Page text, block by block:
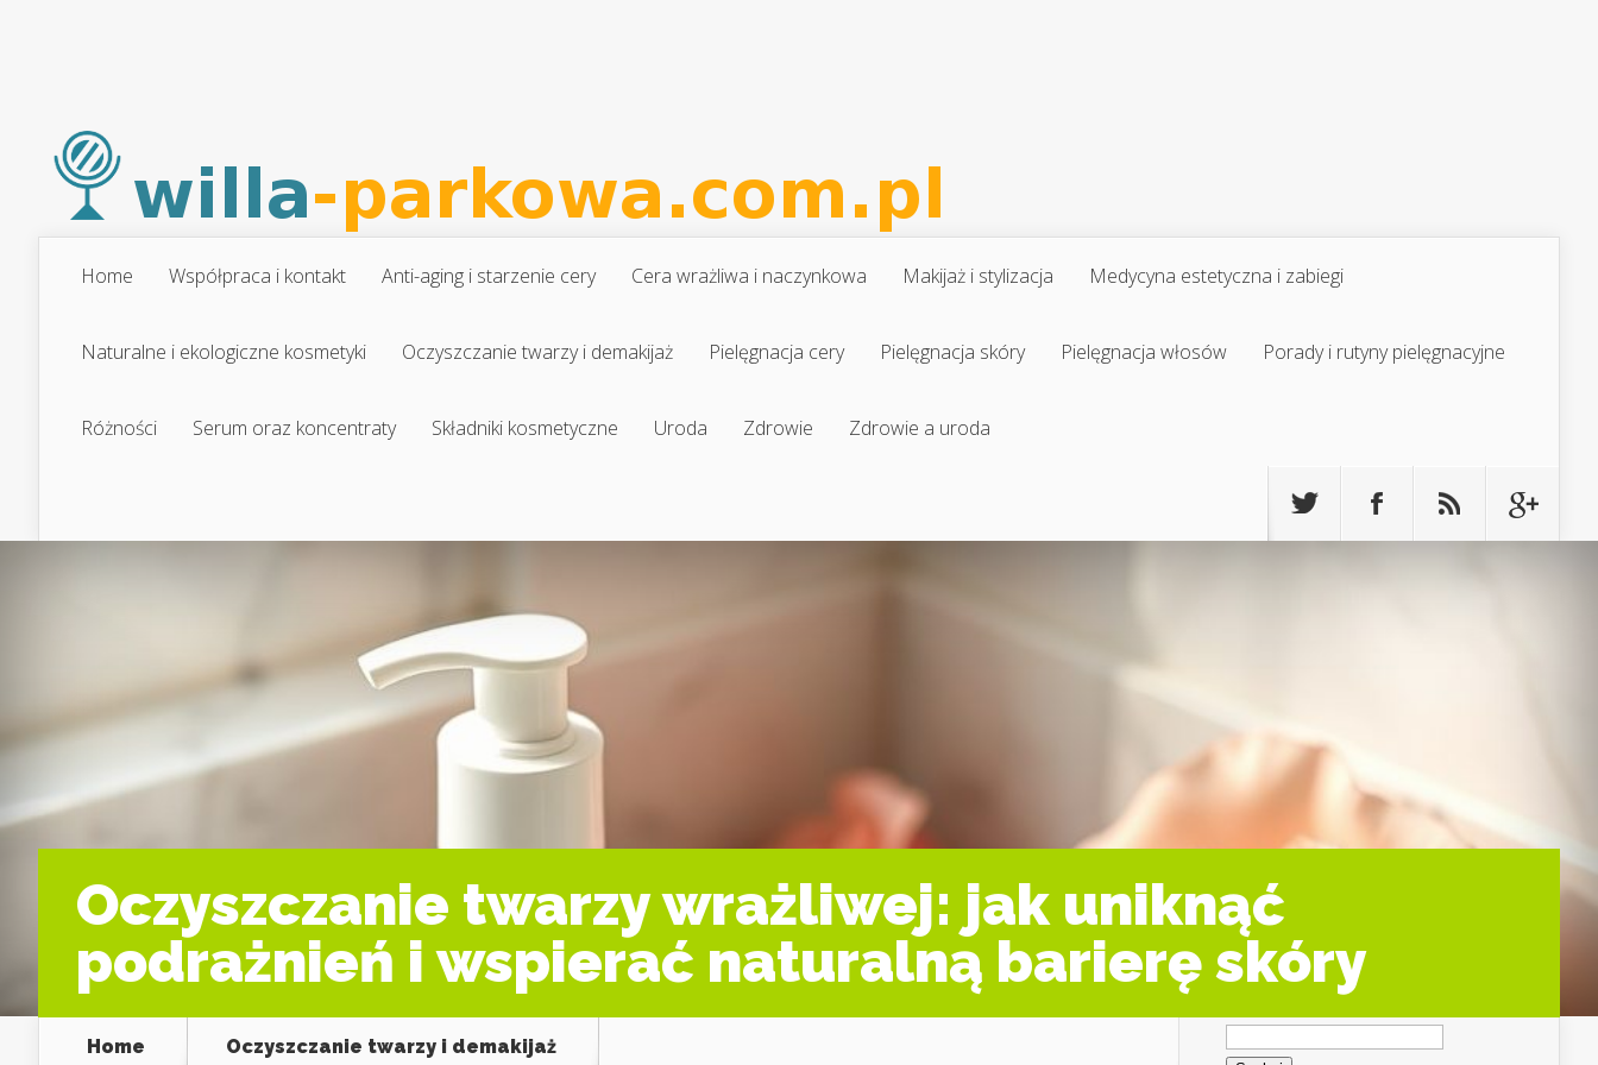
Home Współpraca i kontakt Anti-aging i starzenie cery Cera wrażliwa i naczynkowa Makijaż i stylizacja Medycyna estetyczna i zabiegi
Naturalne i ekologiczne kosmetyki Oczyszczanie twarzy i demakijaż Pielęgnacja cery Pielęgnacja skóry Pielęgnacja włosów Porady i rutyny pielęgnacyjne
Różności Serum oraz koncentraty Składniki kosmetyczne Uroda Zdrowie Zdrowie a uroda
Oczyszczanie twarzy wrażliwej: jak uniknąć
podrażnień i wspierać naturalną barierę skóry
Home Oczyszczanie twarzy i demakijaż
Szukaj: